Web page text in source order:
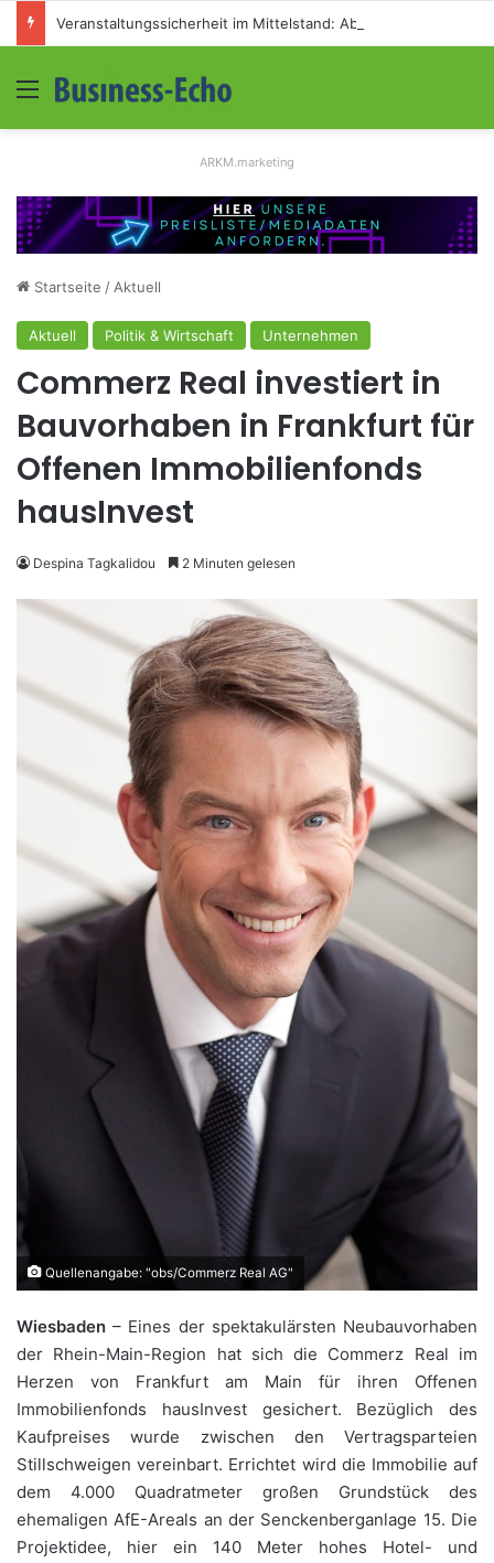
Menü
ARKM.marketing
Startseite / Aktuell
Aktuell Politik & Wirtschaft Unternehmen
Commerz Real investiert in
Bauvorhaben in Frankfurt für
Offenen Immobilienfonds
hausInvest
Despina Tagkalidou 2 Minuten gelesen
Quellenangabe: "obs/Commerz Real AG"
Wiesbaden – Eines der spektakulärsten Neubauvorhaben
der Rhein-Main-Region hat sich die Commerz Real im
Herzen von Frankfurt am Main für ihren Offenen
Immobilienfonds hausInvest gesichert. Bezüglich des
Kaufpreises wurde zwischen den Vertragsparteien
Stillschweigen vereinbart. Errichtet wird die Immobilie auf
dem 4.000 Quadratmeter großen Grundstück des
ehemaligen AfE-Areals an der Senckenberganlage 15. Die
Projektidee, hier ein 140 Meter hohes Hotel- und